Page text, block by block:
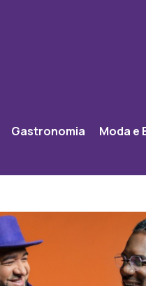
Gastronomia Moda e